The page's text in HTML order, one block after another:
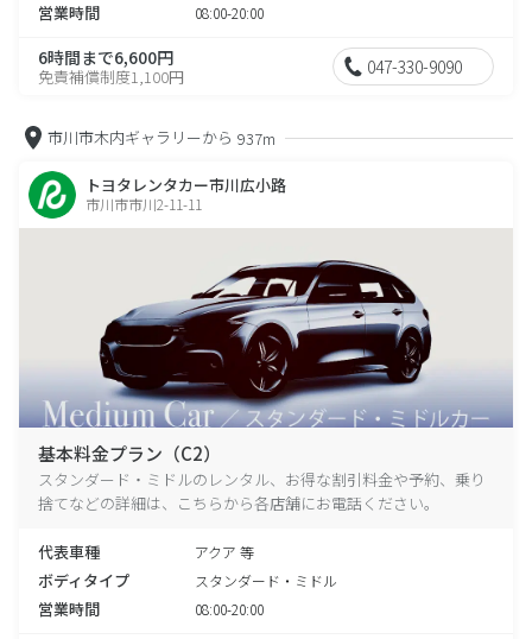
営業時間 08:00-20:00
6時間まで6,600円
免責補償制度1,100円 047-330-9090
市川市木内ギャラリーから 937m
トヨタレンタカー市川広小路
市川市市川2-11-11
基本料金プラン（C2）
スタンダード・ミドルのレンタル、お得な割引料金や予約、乗り
捨てなどの詳細は、こちらから各店舗にお電話ください。
代表車種 アクア 等
ボディタイプ スタンダード・ミドル
営業時間 08:00-20:00